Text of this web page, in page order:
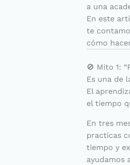
a una
En este
te
cómo
🚫 Mito 1:
Es una de
El
el tiempo
En tres
practicas
tiempo y
ayudamos